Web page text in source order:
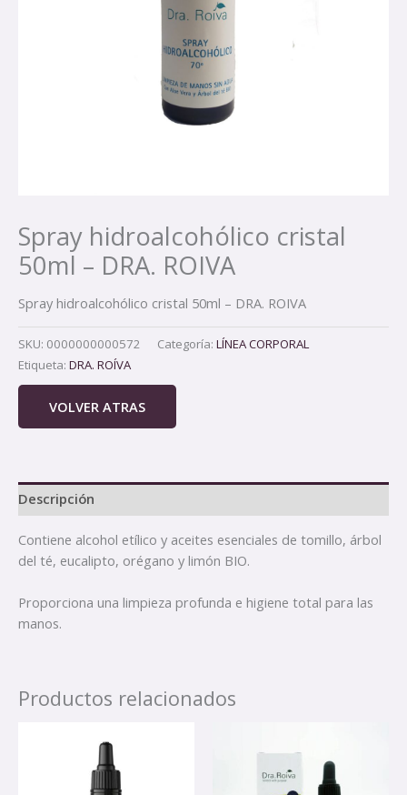
Spray hidroalcohólico cristal
50ml – DRA. ROIVA
Spray hidroalcohólico cristal 50ml – DRA. ROIVA
SKU: 0000000000572 Categoría: LÍNEA CORPORAL
Etiqueta: DRA. ROÍVA
VOLVER ATRAS
Descripción
Contiene alcohol etílico y aceites esenciales de tomillo, árbol
del té, eucalipto, orégano y limón BIO.
Proporciona una limpieza profunda e higiene total para las
manos.
Productos relacionados